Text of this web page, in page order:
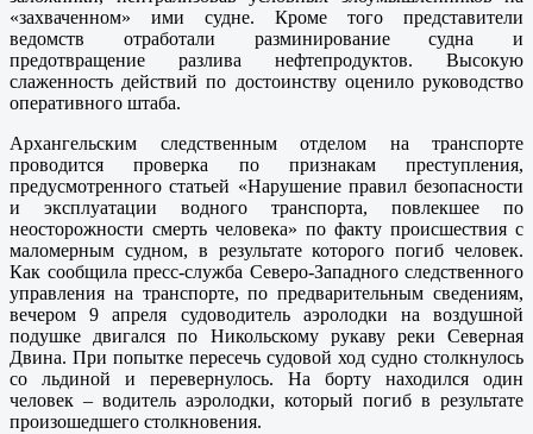
«захваченном» ими судне. Кроме того представители
ведомств отработали разминирование судна и
предотвращение разлива нефтепродуктов. Высокую
слаженность действий по достоинству оценило руководство
оперативного штаба.
Архангельским следственным отделом на транспорте
проводится проверка по признакам преступления,
предусмотренного статьей «Нарушение правил безопасности
и эксплуатации водного транспорта, повлекшее по
неосторожности смерть человека» по факту происшествия с
маломерным судном, в результате которого погиб человек.
Как сообщила пресс-служба Северо-Западного следственного
управления на транспорте, по предварительным сведениям,
вечером 9 апреля судоводитель аэролодки на воздушной
подушке двигался по Никольскому рукаву реки Северная
Двина. При попытке пересечь судовой ход судно столкнулось
со льдиной и перевернулось. На борту находился один
человек – водитель аэролодки, который погиб в результате
произошедшего столкновения.